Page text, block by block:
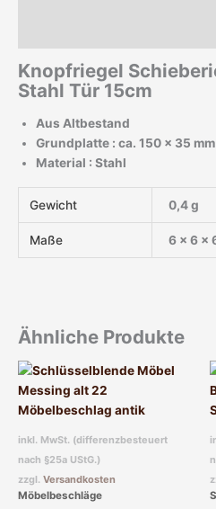
Knopfriegel
Stahl Tür 15cm
Aus Altbestand
Grundplatte : ca. 150 x 35 mm
Material : Stahl
Gewicht 0,4 g
Maße 6 × 6 ×
Ähnliche Produkte
inkl. MwSt. (differenzbesteuert
nach §25a UStG.)
zzgl. Versandkosten
Möbelbeschläge